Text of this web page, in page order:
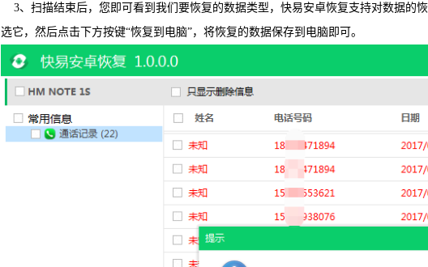
3、扫描结束后，您即可看到我们要恢复的数据类型，快易安卓恢复支持对数据的
选它，然后点击下方按键“恢复到电脑”，将恢复的数据保存到电脑即可。